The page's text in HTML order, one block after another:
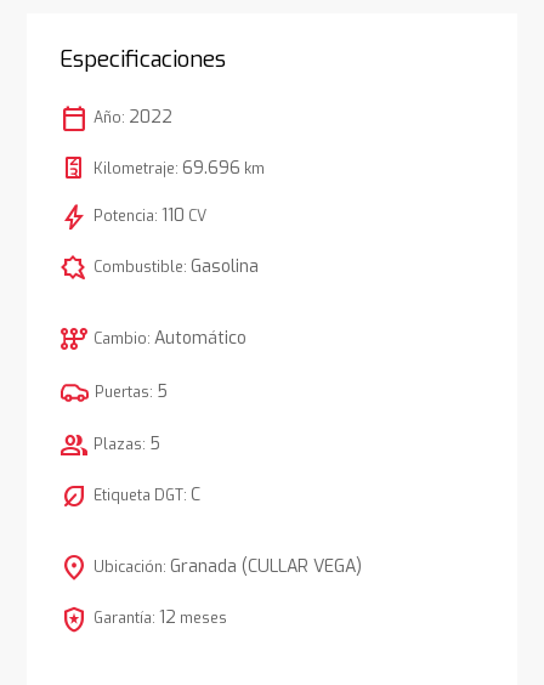
Especificaciones
calendar_today Año: 2022
Kilometraje: 69.696 km
bolt Potencia: 110 CV
comic_bubble Combustible: Gasolina
auto_transmission Cambio: Automático
Puertas: 5
group Plazas: 5
nest_eco_leaf Etiqueta DGT: C
location_on Ubicación: Granada (CULLAR VEGA)
local_police Garantía: 12 meses